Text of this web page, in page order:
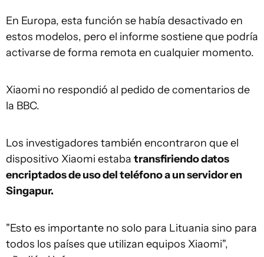
En Europa, esta función se había desactivado en
estos modelos, pero el informe sostiene que podría
activarse de forma remota en cualquier momento.
Xiaomi no respondió al pedido de comentarios de
la BBC.
Los investigadores también encontraron que el
dispositivo Xiaomi estaba transfiriendo datos
encriptadosde uso del teléfono a un servidor en
Singapur.
"Esto es importante no solo para Lituania sino para
todos los países que utilizan equipos Xiaomi",